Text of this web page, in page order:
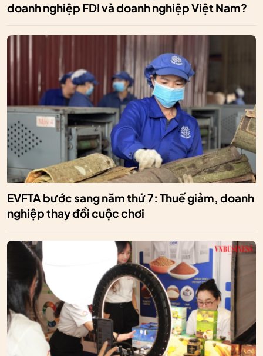
doanh nghiệp FDI và doanh nghiệp Việt Nam?
EVFTA bước sang năm thứ 7: Thuế giảm, doanh
nghiệp thay đổi cuộc chơi